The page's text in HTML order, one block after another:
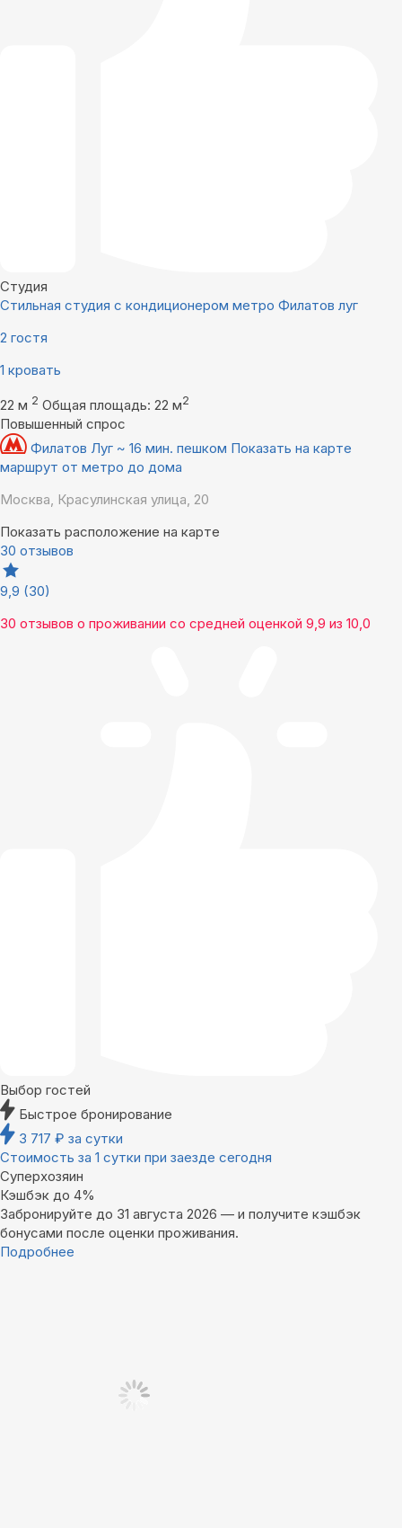
Студия
Стильная студия с кондиционером метро Филатов луг
2 гостя
1 кровать
22 м 2 Общая площадь: 22 м2
Повышенный спрос
Филатов Луг ~ 16 мин. пешком Показать на карте
маршрут от метро до дома
Москва, Красулинская улица, 20
Показать расположение на карте
30 отзывов
9,9 (30)
30 отзывов о проживании со средней оценкой 9,9 из 10,0
Выбор гостей
Быстрое бронирование
3 717 ₽ за сутки
Стоимость за 1 сутки при заезде сегодня
Суперхозяин
Кэшбэк до 4%
Забронируйте до 31 августа 2026 — и получите кэшбэк
бонусами после оценки проживания.
Подробнее